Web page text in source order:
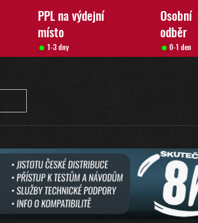
PPL na výdejní
místo
Osobní
odběr
1-3 dny 0-1 den